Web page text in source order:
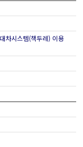
차시스템(책두레) 이용